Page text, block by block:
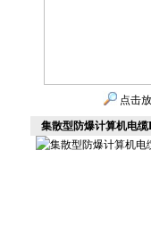
点击
集散型防爆计算机电